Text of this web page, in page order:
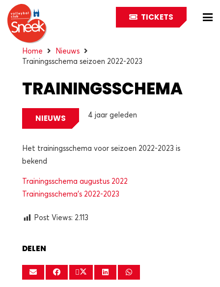
TICKETS
Home
Nieuws
Trainingsschema seizoen 2022-2023
TRAININGSSCHEMA
SEIZOEN 2022-2023
NIEUWS 4 jaar geleden
Het trainingsschema voor seizoen 2022-2023 is
bekend
Trainingsschema augustus 2022
Trainingsschema’s 2022-2023
Post Views: 2.113
DELEN